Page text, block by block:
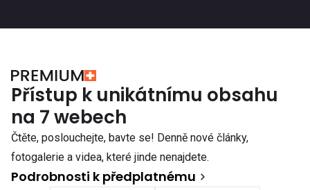
Přístup k unikátnímu obsahu
na 7 webech
Čtěte, poslouchejte, bavte se! Denně nové články,
fotogalerie a videa, které jinde nenajdete.
Podrobnosti k předplatnému